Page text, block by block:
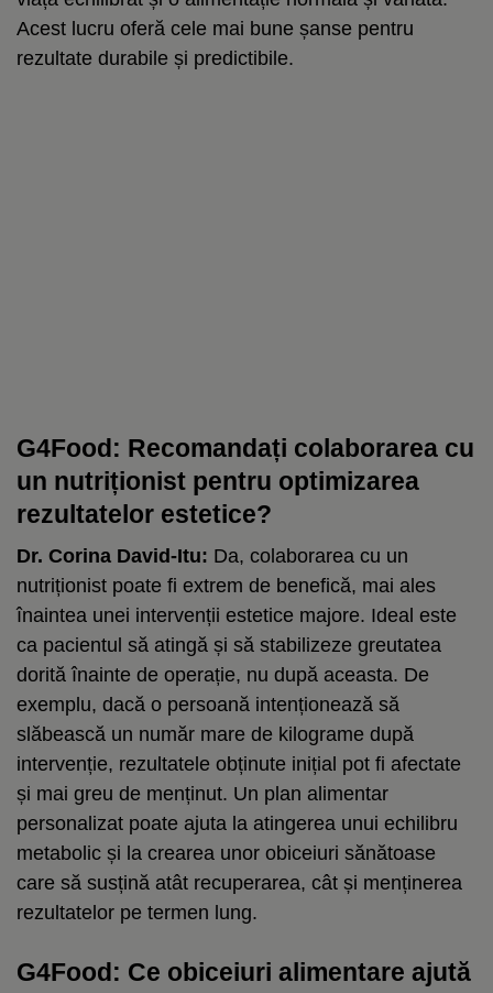
Acest lucru oferă cele mai bune șanse pentru
rezultate durabile și predictibile.
G4Food: Recomandați colaborarea cu
un nutriționist pentru optimizarea
rezultatelor estetice?
Dr. Corina David-Itu: Da, colaborarea cu un
nutriționist poate fi extrem de benefică, mai ales
înaintea unei intervenții estetice majore. Ideal este
ca pacientul să atingă și să stabilizeze greutatea
dorită înainte de operație, nu după aceasta. De
exemplu, dacă o persoană intenționează să
slăbească un număr mare de kilograme după
intervenție, rezultatele obținute inițial pot fi afectate
și mai greu de menținut. Un plan alimentar
personalizat poate ajuta la atingerea unui echilibru
metabolic și la crearea unor obiceiuri sănătoase
care să susțină atât recuperarea, cât și menținerea
rezultatelor pe termen lung.
G4Food: Ce obiceiuri alimentare ajută